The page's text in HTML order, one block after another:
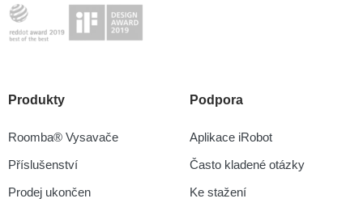
Produkty
Roomba® Vysavače
Příslušenství
Prodej ukončen
Podpora
Aplikace iRobot
Často kladené otázky
Ke stažení